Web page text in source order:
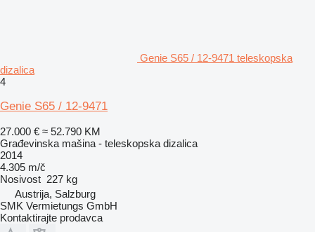
Genie S65 / 12-9471 teleskopska
dizalica
4
Genie S65 / 12-9471
27.000 € ≈ 52.790 KM
Građevinska mašina - teleskopska dizalica
2014
4.305 m/č
Nosivost 227 kg
Austrija, Salzburg
SMK Vermietungs GmbH
Kontaktirajte prodavca